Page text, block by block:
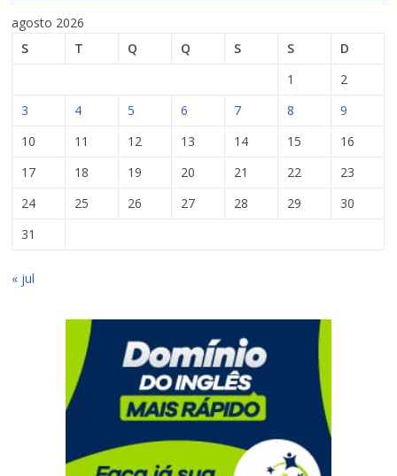
agosto 2026
S
T Q Q S S
D
1
2
3
4 5 6 7 8
9
10
11 12 13 14 15
16
17
18 19 20 21 22
23
24
25 26 27 28 29
30
31
« jul